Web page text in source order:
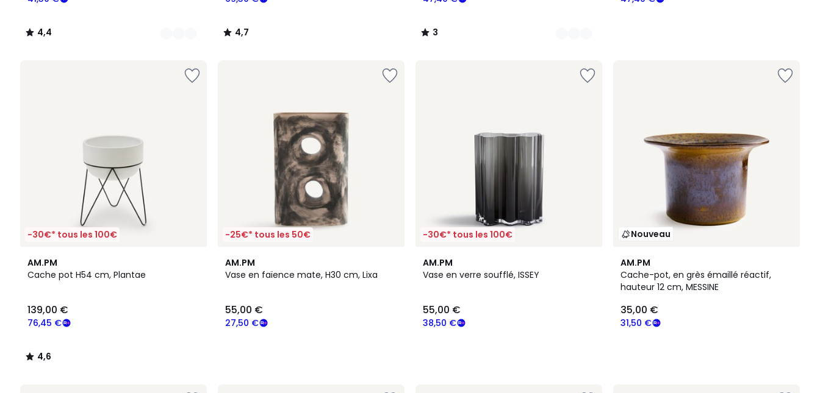
4,4
/
4,7
/
3
/
-30€* tous les 100€
AM.PM
Cache pot H54 cm, Plantae
76,45 €
139,00 €
4,6
/ 5
4,6
/
-25€* tous les 50€
AM.PM
Vase en faïence mate, H30 cm, Lixa
27,50 €
55,00 €
-30€* tous les 100€
AM.PM
Vase en verre soufflé, ISSEY
38,50 €
55,00 €
Nouveau
AM.PM
Cache-pot, en grès émaillé réactif,
hauteur 12 cm, MESSINE
31,50 €
35,00 €